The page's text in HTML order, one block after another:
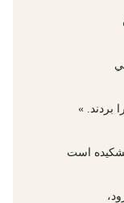
بردند. »
است